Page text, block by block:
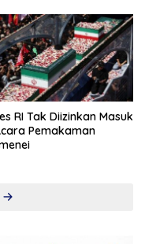
RI Tak Diizinkan Masuk
Pemakaman